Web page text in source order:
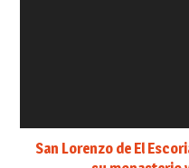
San Lorenzo de El